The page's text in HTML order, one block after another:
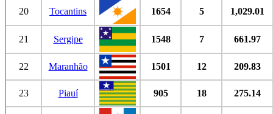
20 Tocantins 1654 5 1,029.01
21 Sergipe 1548 7 661.97
22 Maranhão 1501 12 209.83
23 Piauí 905 18 275.14